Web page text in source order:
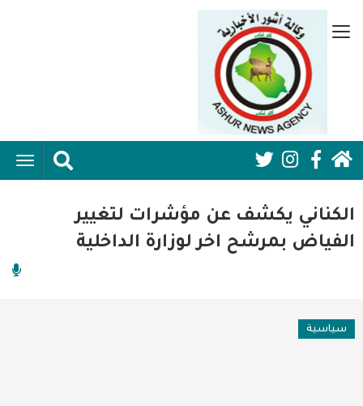
إلى
Social
Media:
Header
الكناني يكشف عن مؤشرات لتغيير
الفياض بمرشح اخر لوزارة الداخلية
سياسية
قائمة
جانبية
الرئيسية
اقتصاد واعمال